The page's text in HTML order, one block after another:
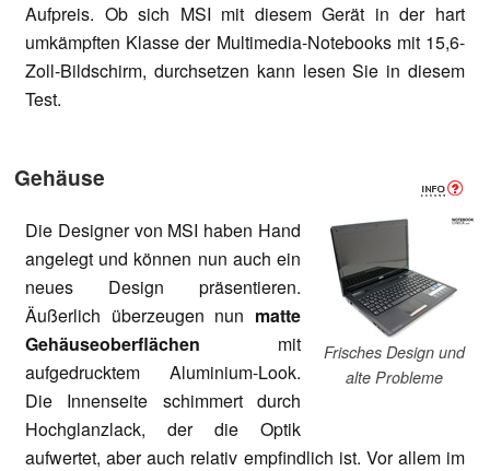
Aufpreis. Ob sich MSI mit diesem Gerät in der hart
umkämpften Klasse der Multimedia-Notebooks mit 15,6-
Zoll-Bildschirm, durchsetzen kann lesen Sie in diesem
Test.
Gehäuse
Frisches Design und
alte Probleme
Die Designer von MSI haben Hand
angelegt und können nun auch ein
neues Design präsentieren.
Äußerlich überzeugen nun matte
Gehäuseoberflächen mit
aufgedrucktem Aluminium-Look.
Die Innenseite schimmert durch
Hochglanzlack, der die Optik
aufwertet, aber auch relativ empfindlich ist. Vor allem im